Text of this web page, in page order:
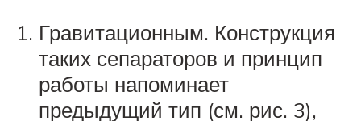
Гравитационным. Конструкция
таких сепараторов и принцип
работы напоминает
предыдущий тип (см. рис. 3),